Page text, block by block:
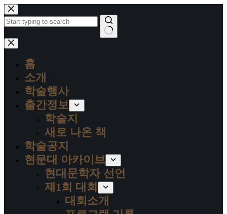
본
문
으
로
건
결
홈
소개
학술행사
출간정보
학술지
새로 나온 책
학술공지
현문대 아카이브
현대문학자 선언
제1회 대회
대회소개